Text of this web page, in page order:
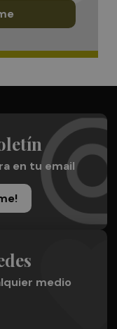
en tu email
medio